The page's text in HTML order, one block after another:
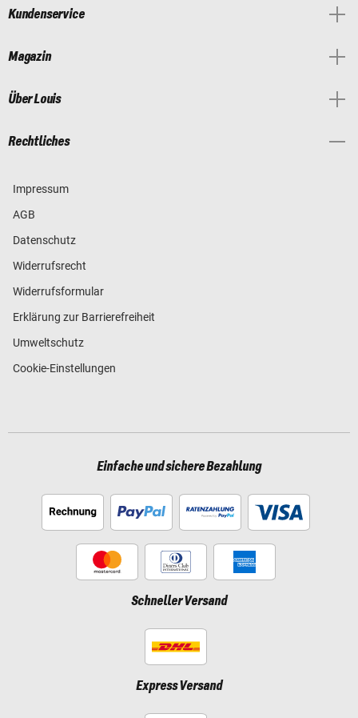
Kundenservice
Magazin
Über Louis
Rechtliches
Impressum
AGB
Datenschutz
Widerrufsrecht
Widerrufsformular
Erklärung zur Barrierefreiheit
Umweltschutz
Cookie-Einstellungen
Einfache und sichere Bezahlung
Schneller Versand
Express Versand